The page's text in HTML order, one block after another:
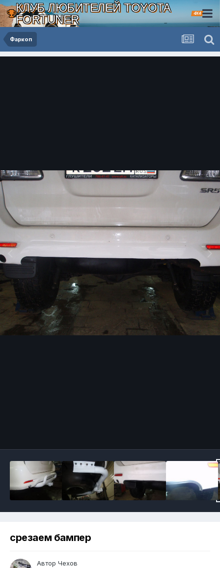
КЛУБ ЛЮБИТЕЛЕЙ TOYOTA
FORTUNER
4X4
Фаркоп
срезаем бампер
Автор Чехов